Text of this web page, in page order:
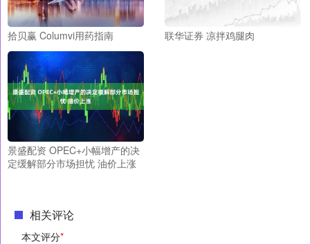
拾贝赢 Columvi用药指南 联华证券 凉拌鸡腿肉
景盛配资 OPEC+小幅增产的决
定缓解部分市场担忧 油价上涨
相关评论
本文评分*